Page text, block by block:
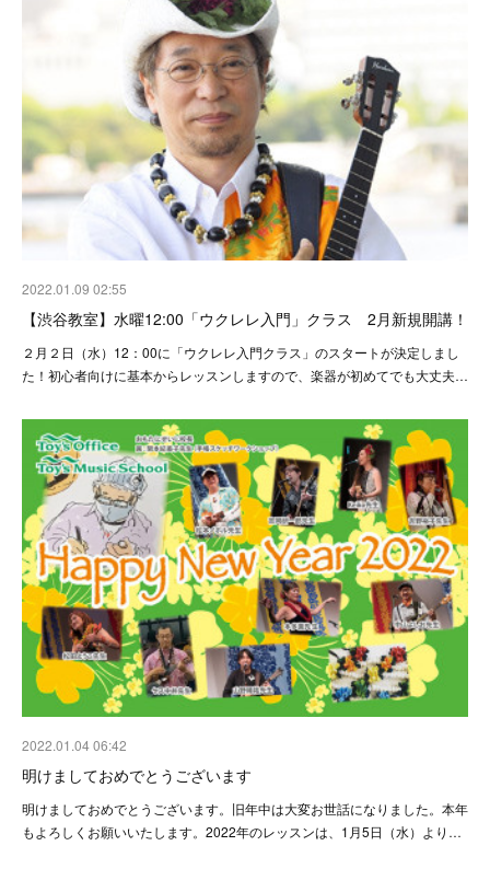
2022.01.09 02:55
【渋谷教室】水曜12:00「ウクレレ入門」クラス 2月新規開講！
２月２日（水）12：00に「ウクレレ入門クラス」のスタートが決定しまし
た！初心者向けに基本からレッスンしますので、楽器が初めてでも大丈夫…
2022.01.04 06:42
明けましておめでとうございます
明けましておめでとうございます。旧年中は大変お世話になりました。本年
もよろしくお願いいたします。2022年のレッスンは、1月5日（水）より…